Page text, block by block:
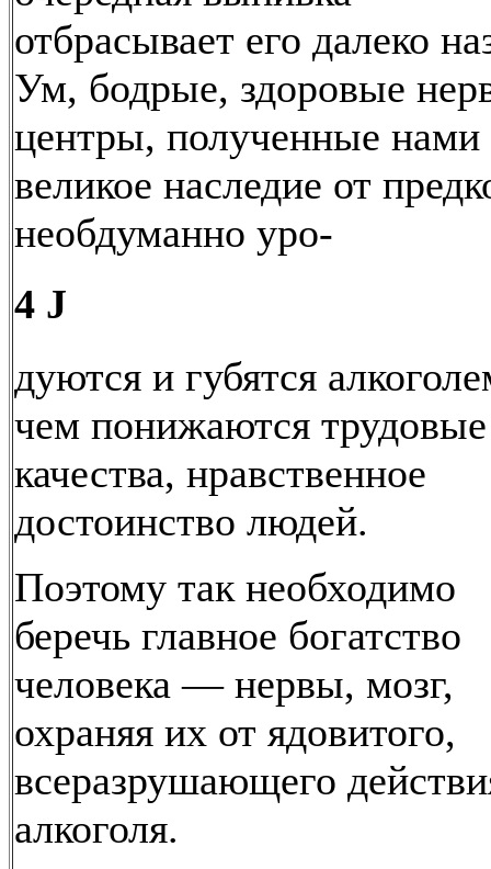
отбрасывает его далеко
Ум, бодрые, здоровые
центры, полученные нами
великое наследие от
необдуманно уро-
4 J
дуются и губятся
чем понижаются трудовые
качества, нравственное
достоинство людей.
Поэтому так необходимо
беречь главное богатство
человека — нервы, мозг,
охраняя их от ядовитого,
всеразрушающего
алкоголя.